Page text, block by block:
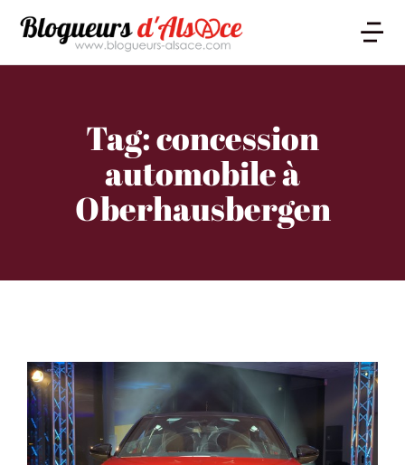
Tag: concession
automobile à
Oberhausbergen